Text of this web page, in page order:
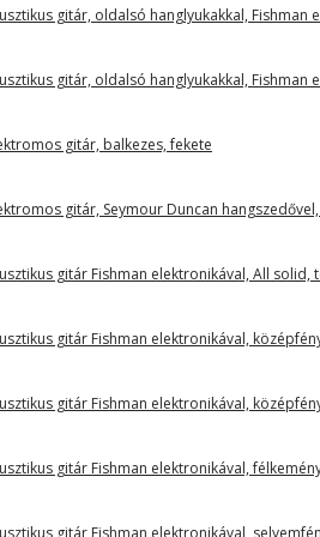
gitár, oldalsó hanglyukakkal,
gitár, oldalsó hanglyukakkal,
gitár, balkezes, fekete
gitár, Seymour Duncan
gitár Fishman elektronikával, All solid,
gitár Fishman elektronikával,
gitár Fishman elektronikával,
gitár Fishman elektronikával,
gitár Fishman elektronikával,